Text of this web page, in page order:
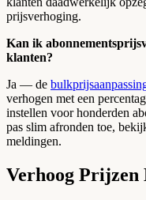
prijsverhoging.
Kan ik
klanten?
Ja — de
verhogen met een
instellen voor honderden
pas slim afronden toe,
meldingen.
Verhoog